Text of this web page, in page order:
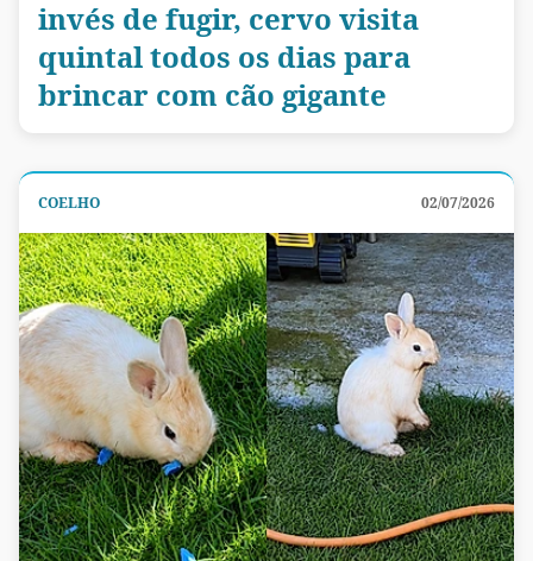
invés de fugir, cervo visita
quintal todos os dias para
brincar com cão gigante
COELHO 02/07/2026